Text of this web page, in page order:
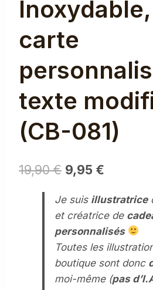
carte
texte
(CB-081)
19,90€ Le
initial
était :
19,90 €.
9,95 €
actuel
est :
9,95 €.
Je suis illustratrice
et créatrice de
personnalisés
Toutes les
boutique sont donc
moi-même (pas